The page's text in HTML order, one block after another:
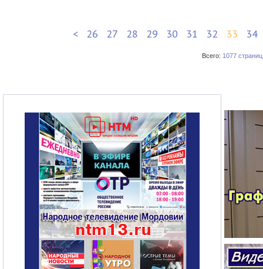
< 26 27 28 29 30 31 32 33 34
Всего: 1077 страниц